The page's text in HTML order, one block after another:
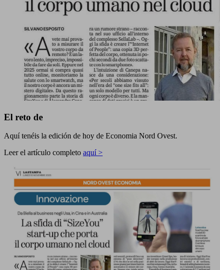
El reto de
Aquí tenéis la edición de hoy de Economia Nord Ovest.
Leer el artículo completo aquí >